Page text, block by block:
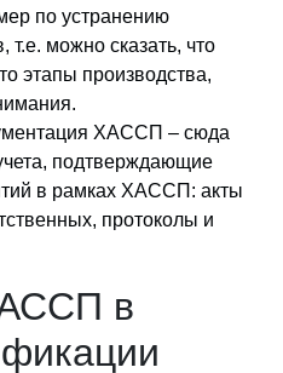
по устранению
т.е. можно сказать, что
этапы производства,
ХАССП – сюда
подтверждающие
в рамках ХАССП: акты
протоколы и
в